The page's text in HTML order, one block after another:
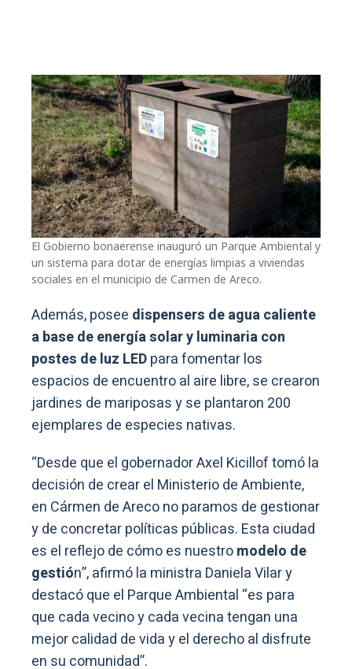
El Gobierno bonaerense inauguró un Parque Ambiental y
un sistema para dotar de energías limpias a viviendas
sociales en el municipio de Carmen de Areco.
Además, posee dispensers de agua caliente
a base de energía solar y luminaria con
postes de luz LEDpara fomentar los
espacios de encuentro al aire libre, se crearon
jardines de mariposas y se plantaron 200
ejemplares de especies nativas.
“Desde que el gobernador Axel Kicillof tomó la
decisión de crear el Ministerio de Ambiente,
en Cármen de Areco no paramos de gestionar
y de concretar políticas públicas. Esta ciudad
es el reflejo de cómo es nuestromodelo de
gestión”, afirmó la ministra Daniela Vilar y
destacó que el Parque Ambiental “es para
que cada vecino y cada vecina tengan una
mejor calidad de vida y el derecho al disfrute
en su comunidad”.